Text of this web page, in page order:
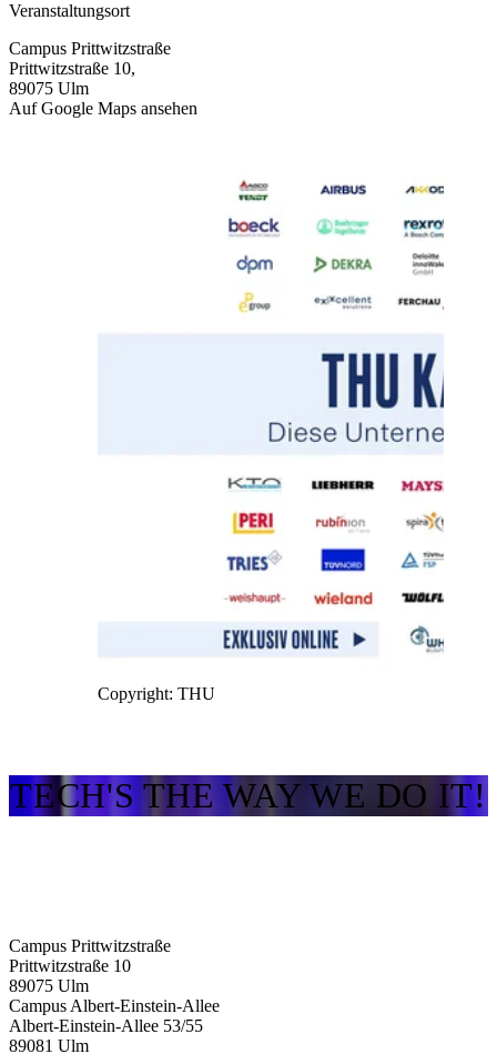
Veranstaltungsort
Campus Prittwitzstraße
Prittwitzstraße 10,
89075 Ulm
Auf Google Maps ansehen
Copyright: THU
TECH'S THE WAY WE DO IT!
Campus Prittwitzstraße
Prittwitzstraße 10
89075 Ulm
Campus Albert-Einstein-Allee
Albert-Einstein-Allee 53/​55
89081 Ulm